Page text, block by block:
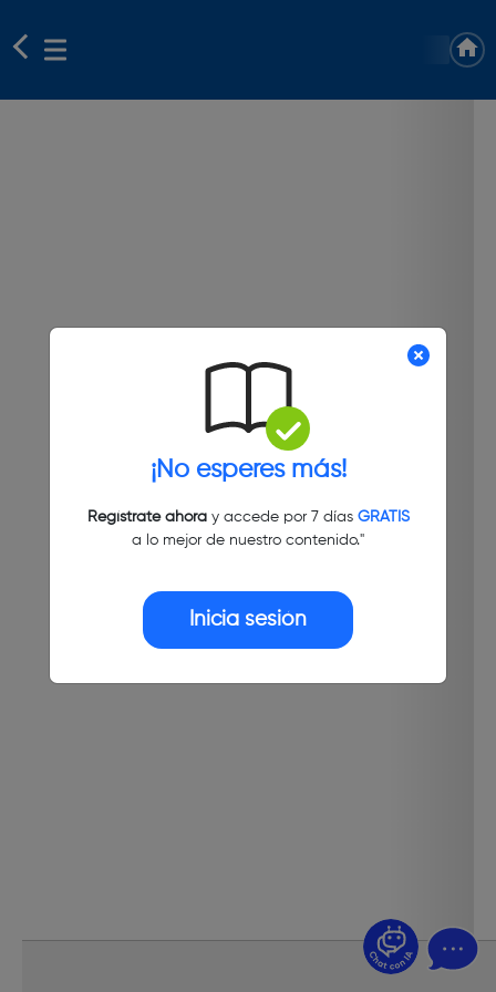
¡No esperes más!
Regístrate ahoray accede por 7 días GRATIS
a lo mejor de nuestro contenido."
Inicia sesión